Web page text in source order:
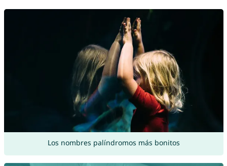
Los nombres palíndromos más bonitos